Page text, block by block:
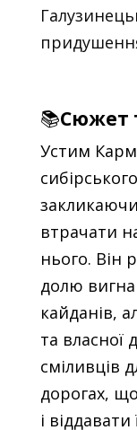
📚Сюжет
Устим
втрачати
нього. Він
долю
кайданів,
та власної
сміливців
дорогах,
і